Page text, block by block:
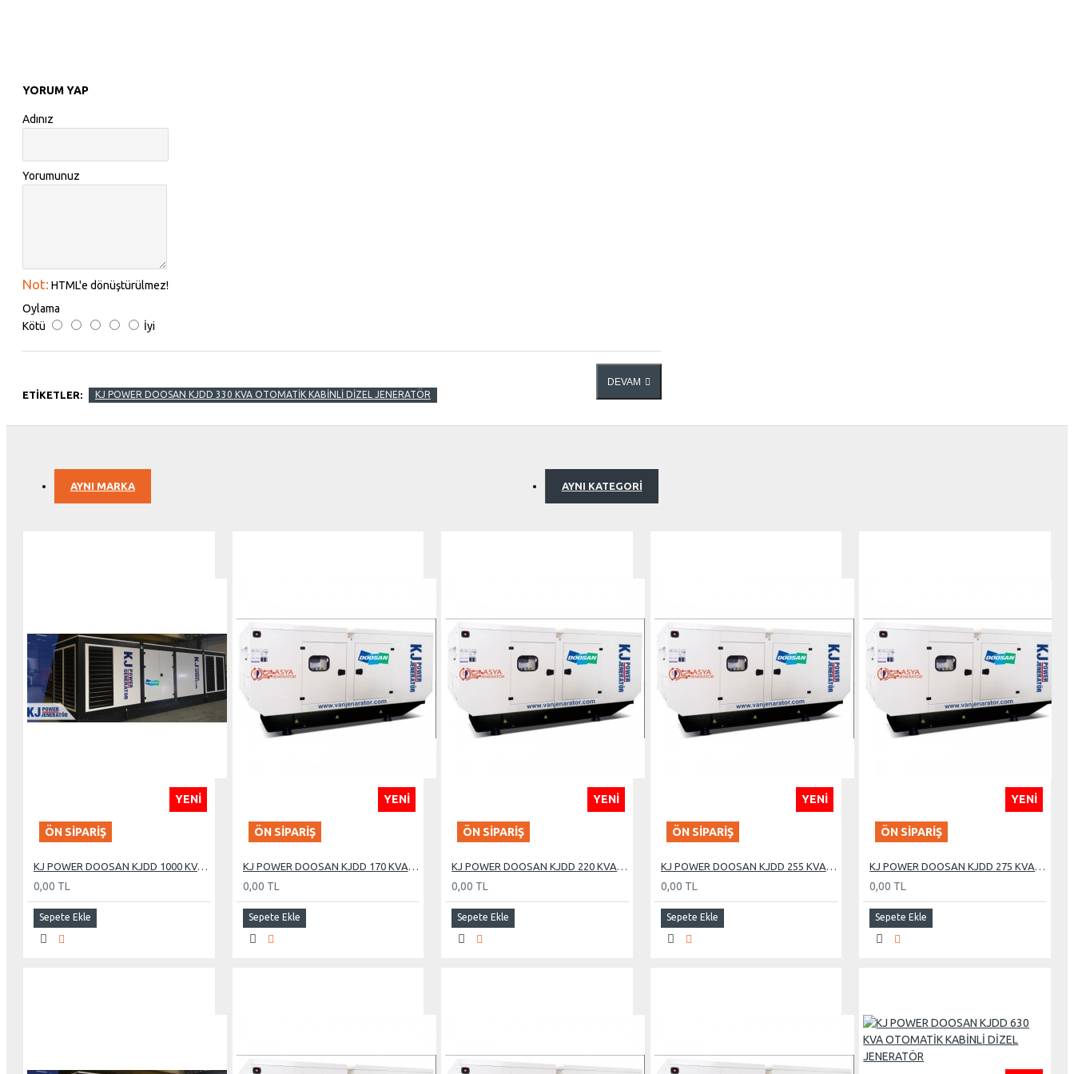
YORUM YAP
Adınız
Yorumunuz
Not: HTML'e dönüştürülmez!
Oylama
Kötü
İyi
DEVAM
ETIKETLER:
KJ POWER DOOSAN KJDD 330 KVA OTOMATİK KABİNLİ DİZEL JENERATÖR
AYNI MARKA AYNI KATEGORI
YENI
ÖN SIPARIŞ
KJ POWER DOOSAN KJDD 1000 KVA OTOMATİK KABİNLİ DİZEL JENERATÖR
0,00 TL
Sepete Ekle
YENI
ÖN SIPARIŞ
0,00 TL
Sepete Ekle
YENI
ÖN SIPARIŞ
0,00 TL
Sepete Ekle
YENI
ÖN SIPARIŞ
0,00 TL
Sepete Ekle
YENI
ÖN SIPARIŞ
0,00 TL
Sepete Ekle